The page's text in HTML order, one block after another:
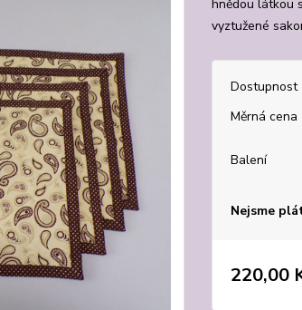
hnědou látkou
vyztužené
Dostupnost
Měrná cena
Balení
Nejsme
220,00